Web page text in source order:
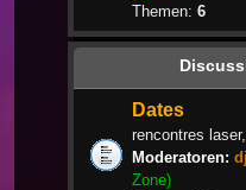
Themen: 6
Dates
rencontres
Moderatoren:
Zone)